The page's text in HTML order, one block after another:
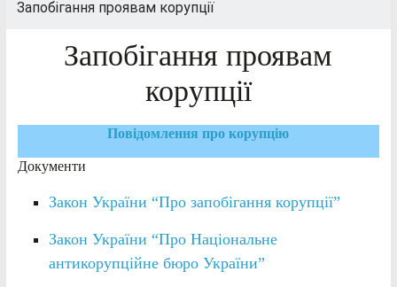
Запобігання проявам корупції
Запобігання проявам
корупції
Повідомлення про корупцію
Документи
Закон України “Про запобігання корупції”
Закон України “Про Національне
антикорупційне бюро України”